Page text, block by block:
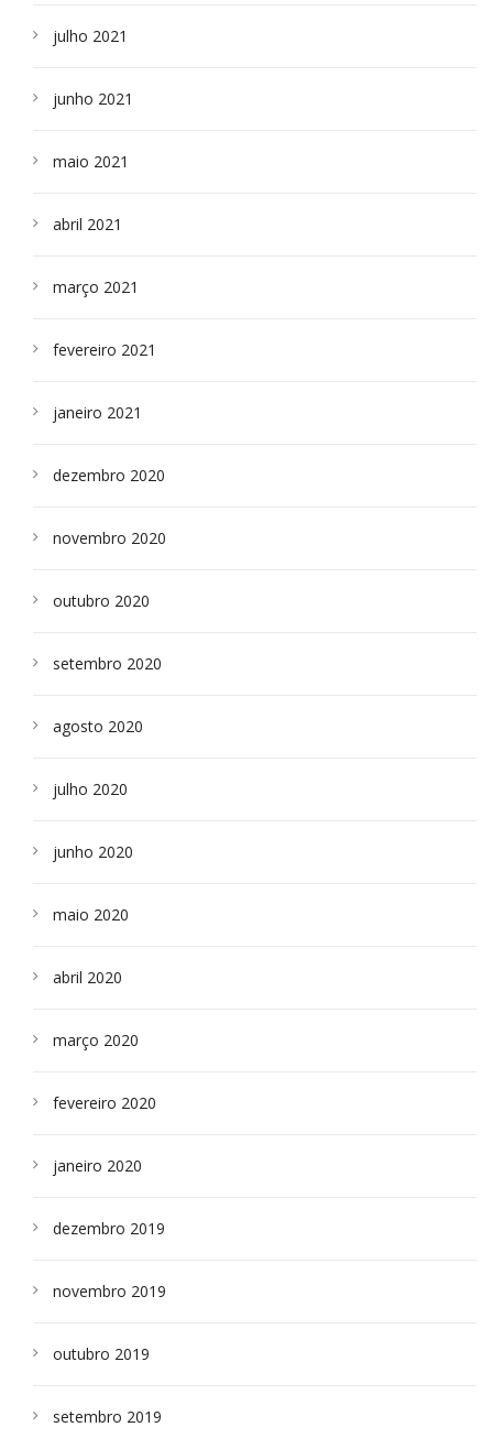
julho 2021
junho 2021
maio 2021
abril 2021
março 2021
fevereiro 2021
janeiro 2021
dezembro 2020
novembro 2020
outubro 2020
setembro 2020
agosto 2020
julho 2020
junho 2020
maio 2020
abril 2020
março 2020
fevereiro 2020
janeiro 2020
dezembro 2019
novembro 2019
outubro 2019
setembro 2019